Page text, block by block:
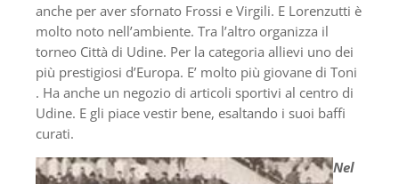
anche per aver sfornato Frossi e Virgili. E Lorenzutti è
molto noto nell’ambiente. Tra l’altro organizza il
torneo Città di Udine. Per la categoria allievi uno dei
più prestigiosi d’Europa. E’ molto più giovane di Toni
. Ha anche un negozio di articoli sportivi al centro di
Udine. E gli piace vestir bene, esaltando i suoi baffi
curati.
Nel